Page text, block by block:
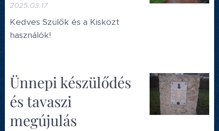
2025.03.17
Kedves Szülők és a Kisközt
használók!
Ünnepi készülődés
és tavaszi
megújulás